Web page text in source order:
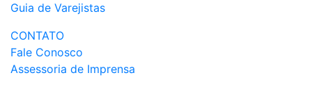
Guia de Varejistas
CONTATO
Fale Conosco
Assessoria de Imprensa